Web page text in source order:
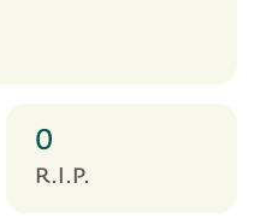
0
R.I.P.